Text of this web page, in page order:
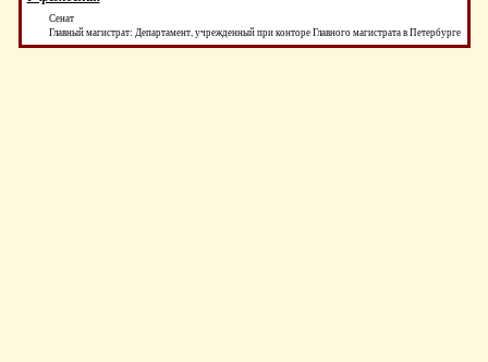
Сенат
Главный магистрат: Департамент, учрежденный при конторе Главного магистрата в Петербурге